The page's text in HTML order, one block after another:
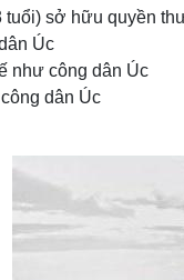
sở hữu quyền
Úc
như công dân Úc
dân Úc